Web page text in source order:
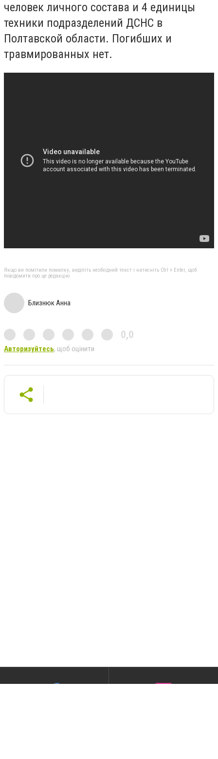
человек личного состава и 4 единицы
техники подразделений ДСНС в
Полтавской области. Погибших и
травмированных нет.
Якщо ви помітили помилку, виділіть необхідний текст і натисніть Ctrl + Enter, щоб
повідомити про це редакцію
Близнюк Анна
0,0
Авторизуйтесь, щоб оцінити